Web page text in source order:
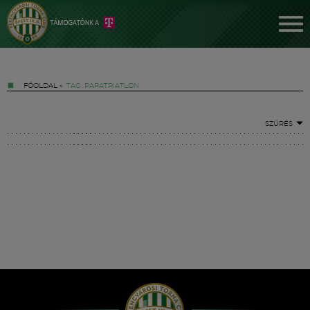
FŐOLDAL » TAG: PARATRIATLON
SZŰRÉS
Hírek